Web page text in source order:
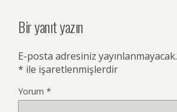
Bir yanıt yazın
E-posta adresiniz yayınlanmayacak.
* ile işaretlenmişlerdir
Yorum *